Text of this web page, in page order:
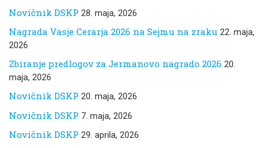
Novičnik DSKP 28. maja, 2026
Nagrada Vasje Cerarja 2026 na Sejmu na zraku 22. maja,
2026
Zbiranje predlogov za Jermanovo nagrado 2026 20.
maja, 2026
Novičnik DSKP 20. maja, 2026
Novičnik DSKP 7. maja, 2026
Novičnik DSKP 29. aprila, 2026